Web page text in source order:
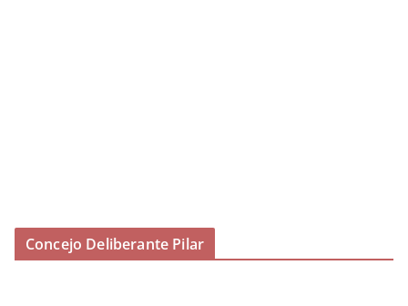
Concejo Deliberante Pilar